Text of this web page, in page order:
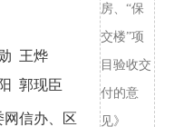
王烨
郭现臣
网信办、区
房、“保
交楼”项
目验收交
付的意
见》